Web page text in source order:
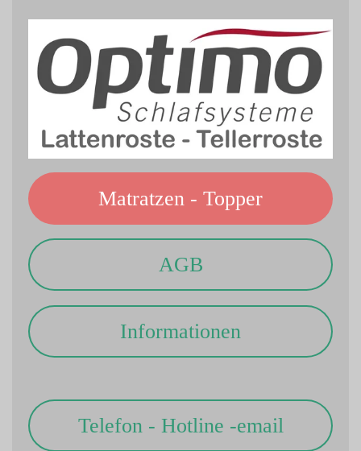
Matratzen - Topper
AGB
Informationen
Telefon - Hotline -email